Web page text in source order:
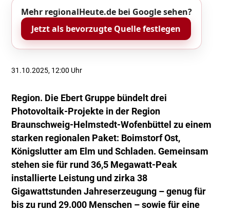
Mehr regionalHeute.de bei Google sehen?
Jetzt als bevorzugte Quelle festlegen
31.10.2025, 12:00 Uhr
Region. Die Ebert Gruppe bündelt drei
Photovoltaik-Projekte in der Region
Braunschweig-Helmstedt-Wofenbüttel zu einem
starken regionalen Paket: Boimstorf Ost,
Königslutter am Elm und Schladen. Gemeinsam
stehen sie für rund 36,5 Megawatt-Peak
installierte Leistung und zirka 38
Gigawattstunden Jahreserzeugung – genug für
bis zu rund 29.000 Menschen – sowie für eine